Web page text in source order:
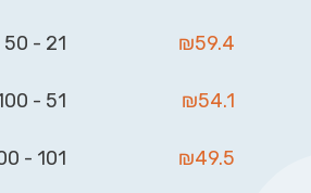
₪59.4
21 - 50
₪54.1
51 - 100
₪49.5
101 - 500